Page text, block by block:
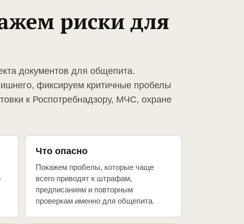
риски для
документов для общепита.
фиксируем критичные пробелы
к Роспотребнадзору, МЧС, охране
Что опасно
Покажем пробелы, которые чаще
всего приводят к штрафам,
предписаниям и повторным
проверкам именно для общепита.